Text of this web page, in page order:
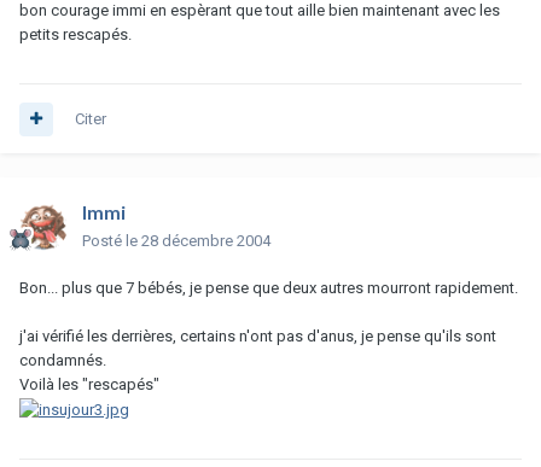
bon courage immi en espèrant que tout aille bien maintenant avec les
petits rescapés.
Citer
Immi
Posté le 28 décembre 2004
Bon... plus que 7 bébés, je pense que deux autres mourront rapidement.
j'ai vérifié les derrières, certains n'ont pas d'anus, je pense qu'ils sont
condamnés.
Voilà les "rescapés"